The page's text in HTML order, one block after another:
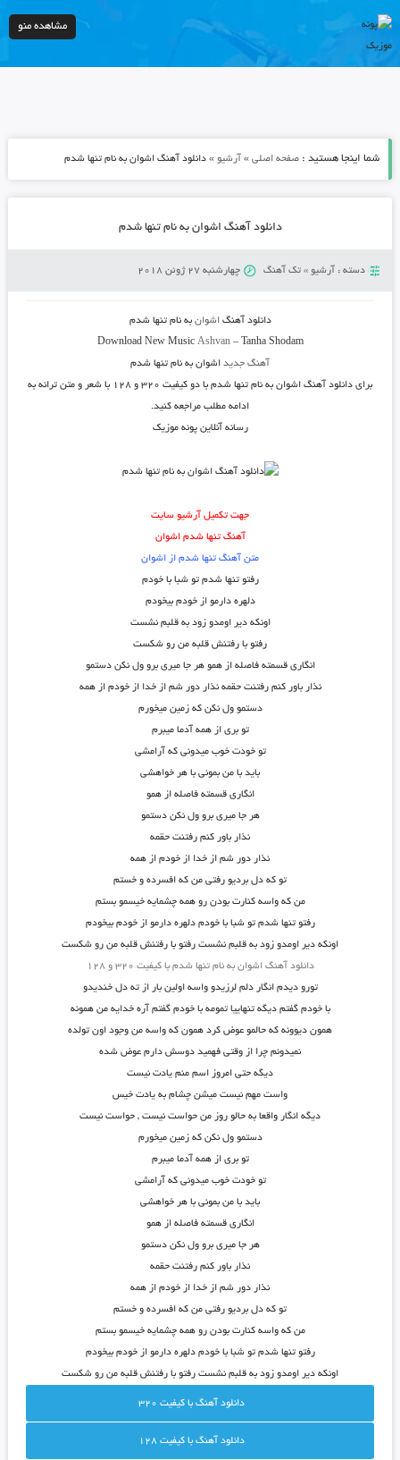
مشاهده منو
شما اینجا هستید : صفحه اصلی» آرشیو » دانلود آهنگ اشوان به نام تنها شدم
دانلود آهنگ اشوان به نام تنها شدم
دسته : آرشیو » تک آهنگ چهارشنبه 27 ژوئن 2018
دانلود آهنگاشوان به نامتنها شدم
Download New Music Ashvan– Tanha Shodam
آهنگ جدیداشوان به نام تنها شدم
برای دانلود آهنگ اشوان به نام تنها شدم
با دو کیفیت ۳۲۰ و ۱۲۸ با شعر و متن ترانه به
ادامه مطلب مراجعه کنید.
رسانه آنلاین پونه موزیک
جهت تکمیل آرشیو سایت
آهنگ تنها شدم اشوان
متن آهنگ تنها شدم از اشوان
رفتو تنها شدم تو شبا با خودم
دلهره دارمو از خودم بیخودم
اونکه دیر اومدو زود به قلبم نشست
رفتو با رفتنش قلبه من رو شکست
انگاری قسمته فاصله از همو هر جا میری برو ول نکن دستمو
نذار باور کنم رفتنت حقمه نذار دور شم از خدا از خودم از همه
دستمو ول نکن که زمین میخورم
تو بری از همه آدما میبرم
تو خودت خوب میدونی که آرامشی
باید با من بمونی با هر خواهشی
انگاری قسمته فاصله از همو
هر جا میری برو ول نکن دستمو
نذار باور کنم رفتنت حقمه
نذار دور شم از خدا از خودم از همه
تو که دل بردیو رفتی من که افسرده و خستم
من که واسه کنارت بودن رو همه چشمایه خیسمو بستم
رفتو تنها شدم تو شبا با خودم دلهره دارمو از خودم بیخودم
اونکه دیر اومدو زود به قلبم نشست رفتو با رفتنش قلبه من رو شکست
دانلود آهنگ اشوان به نام تنها شدم با کیفیت ۳۲۰ و ۱۲۸
تورو دیدم انگار دلم لرزیدو واسه اولین بار از ته دل خندیدو
با خودم گفتم دیگه تنهاییا تمومه با خودم گفتم آره خدایه من همونه
همون دیوونه که حالمو عوض کرد همون که واسه من وجود اون تولده
نمیدونم چرا از وقتی فهمید دوسش دارم عوض شده
دیگه حتی امروز اسم منم یادت نیست
واست مهم نیست میشن چشام به یادت خیس
دیگه انگار واقعا به حالو روز من حواست نیست , حواست نیست
دستمو ول نکن که زمین میخورم
تو بری از همه آدما میبرم
تو خودت خوب میدونی که آرامشی
باید با من بمونی با هر خواهشی
انگاری قسمته فاصله از همو
هر جا میری برو ول نکن دستمو
نذار باور کنم رفتنت حقمه
نذار دور شم از خدا از خودم از همه
تو که دل بردیو رفتی من که افسرده و خستم
من که واسه کنارت بودن رو همه چشمایه خیسمو بستم
رفتو تنها شدم تو شبا با خودم دلهره دارمو از خودم بیخودم
اونکه دیر اومدو زود به قلبم نشست رفتو با رفتنش قلبه من رو شکست
دانلود آهنگ با کيفيت 320
دانلود آهنگ با کيفيت 128